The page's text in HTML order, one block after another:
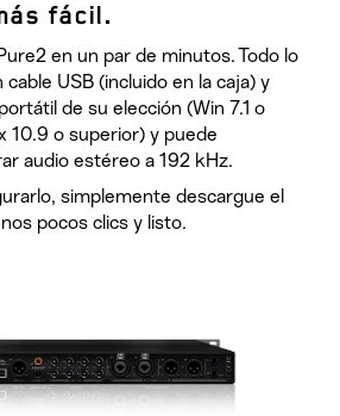
fácil.
en un par de minutos. Todo lo
USB (incluido en la caja) y
de su elección (Win 7.1 o
10.9 o superior) y puede
audio estéreo a 192 kHz.
simplemente descargue el
pocos clics y listo.